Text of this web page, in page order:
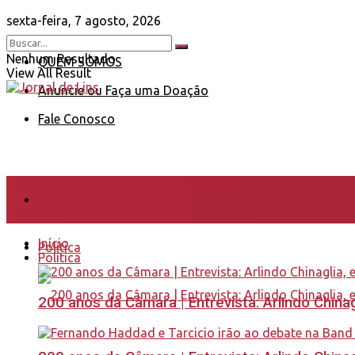
sexta-feira, 7 agosto, 2026
QUEM SOMOS
Anuncie ou Faça uma Doação
Fale Conosco
Nenhum Resultado
View All Result
Política
Início
Política
200 anos da Câmara | Entrevista: Arlindo